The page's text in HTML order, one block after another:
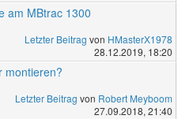
am MBtrac 1300
Letzter Beitrag von HMasterX1978
28.12.2019, 18:20
montieren?
Letzter Beitrag von Robert Meyboom
27.09.2018, 21:40